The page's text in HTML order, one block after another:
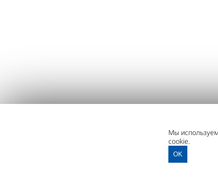
Мы
cookie.
OK